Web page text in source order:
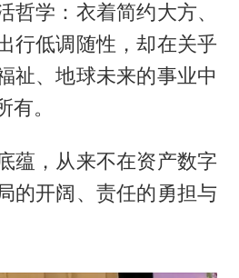
哲学：衣着简约大方、
行低调随性，却在关乎
祉、地球未来的事业中
。
蕴，从来不在资产数字
的开阔、责任的勇担与